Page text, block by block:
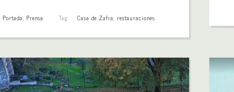
Portada, Prensa Tag: Casa de Zafra, restauraciones